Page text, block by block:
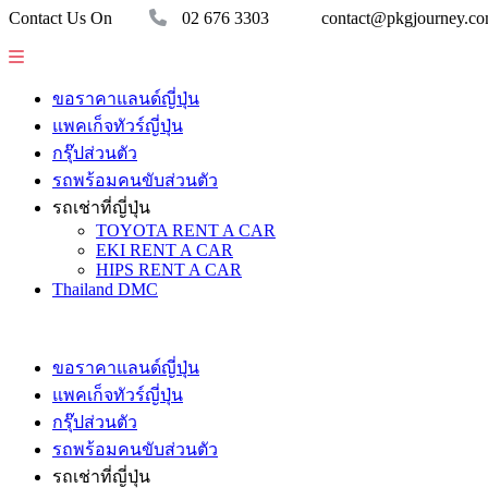
Contact Us On 02 676 3303
ขอราคาแลนด์ญี่ปุ่น
แพคเก็จทัวร์ญี่ปุ่น
กรุ๊ปส่วนตัว
รถพร้อมคนขับส่วนตัว
รถเช่าที่ญี่ปุ่น
TOYOTA RENT A CAR
EKI RENT A CAR
HIPS RENT A CAR
Thailand DMC
ขอราคาแลนด์ญี่ปุ่น
แพคเก็จทัวร์ญี่ปุ่น
กรุ๊ปส่วนตัว
รถพร้อมคนขับส่วนตัว
รถเช่าที่ญี่ปุ่น